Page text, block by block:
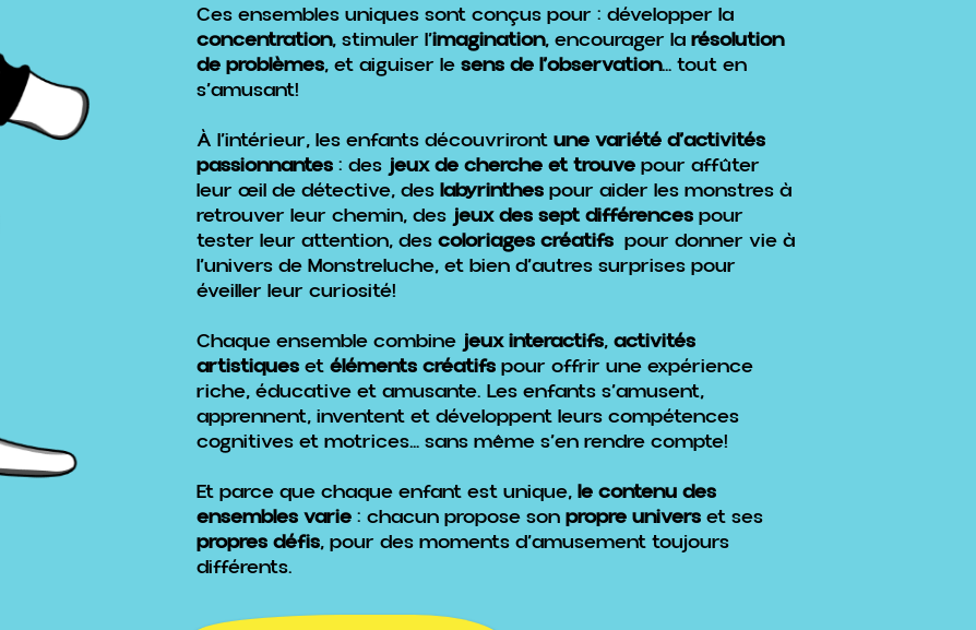
Ces ensembles uniques sont conçus pour : développer la
concentration, stimuler l’imagination, encourager la résolution
de problèmes, et aiguiser le sens de l’observation… tout en
s’amusant!
À l’intérieur, les enfants découvriront une variété d’activités
passionnantes: des jeux de cherche et trouvepour affûter
leur œil de détective, des labyrinthespour aider les monstres à
retrouver leur chemin, des jeux des sept différencespour
tester leur attention, des coloriages créatifspour donner vie à
l’univers de Monstreluche, et bien d’autres surprises pour
éveiller leur curiosité!
Chaque ensemble combine jeux interactifs, activités
artistiqueset éléments créatifspour offrir une expérience
riche, éducative et amusante. Les enfants s’amusent,
apprennent, inventent et développent leurs compétences
cognitives et motrices… sans même s’en rendre compte!
Et parce que chaque enfant est unique, le contenu des
ensembles varie: chacun propose son propre universet ses
propres défis, pour des moments d’amusement toujours
différents.